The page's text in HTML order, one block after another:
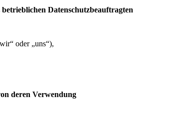
Datenschutzbeauftragten
oder „uns“),
deren Verwendung